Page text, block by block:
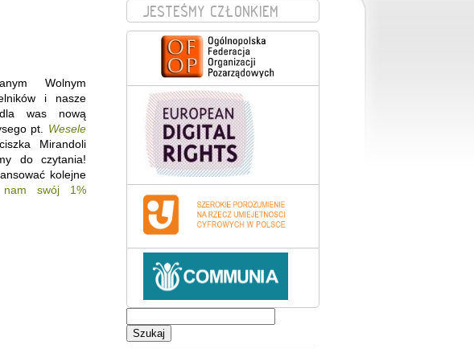
Wolnym
i nasze
dla was nową
pt. Wesele
Mirandoli
do czytania!
kolejne
nam swój 1%
JESTEŚMY CZŁONKIEM